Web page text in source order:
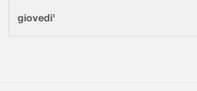
giovedi'